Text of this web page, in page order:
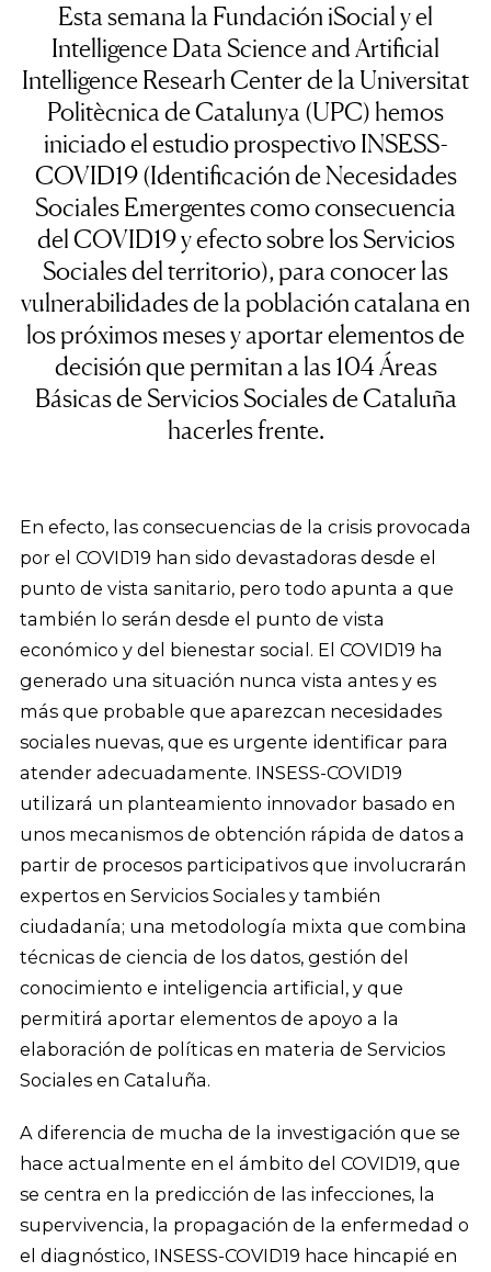
Esta semana la Fundación iSocial y el
Intelligence Data Science and Artificial
Intelligence Researh Center de la Universitat
Politècnica de Catalunya (UPC) hemos
iniciado el estudio prospectivo INSESS-
COVID19 (Identificación de Necesidades
Sociales Emergentes como consecuencia
del COVID19 y efecto sobre los Servicios
Sociales del territorio), para conocer las
vulnerabilidades de la población catalana en
los próximos meses y aportar elementos de
decisión que permitan a las 104 Áreas
Básicas de Servicios Sociales de Cataluña
hacerles frente.
En efecto, las consecuencias de la crisis provocada
por el COVID19 han sido devastadoras desde el
punto de vista sanitario, pero todo apunta a que
también lo serán desde el punto de vista
económico y del bienestar social. El COVID19 ha
generado una situación nunca vista antes y es
más que probable que aparezcan necesidades
sociales nuevas, que es urgente identificar para
atender adecuadamente. INSESS-COVID19
utilizará un planteamiento innovador basado en
unos mecanismos de obtención rápida de datos a
partir de procesos participativos que involucrarán
expertos en Servicios Sociales y también
ciudadanía; una metodología mixta que combina
técnicas de ciencia de los datos, gestión del
conocimiento e inteligencia artificial, y que
permitirá aportar elementos de apoyo a la
elaboración de políticas en materia de Servicios
Sociales en Cataluña.
A diferencia de mucha de la investigación que se
hace actualmente en el ámbito del COVID19, que
se centra en la predicción de las infecciones, la
supervivencia, la propagación de la enfermedad o
el diagnóstico, INSESS-COVID19 hace hincapié en